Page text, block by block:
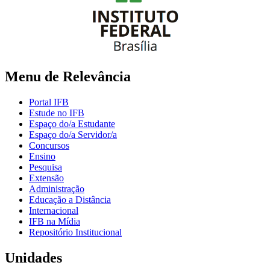
Menu de Relevância
Portal IFB
Estude no IFB
Espaço do/a Estudante
Espaço do/a Servidor/a
Concursos
Ensino
Pesquisa
Extensão
Administração
Educação a Distância
Internacional
IFB na Mídia
Repositório Institucional
Unidades